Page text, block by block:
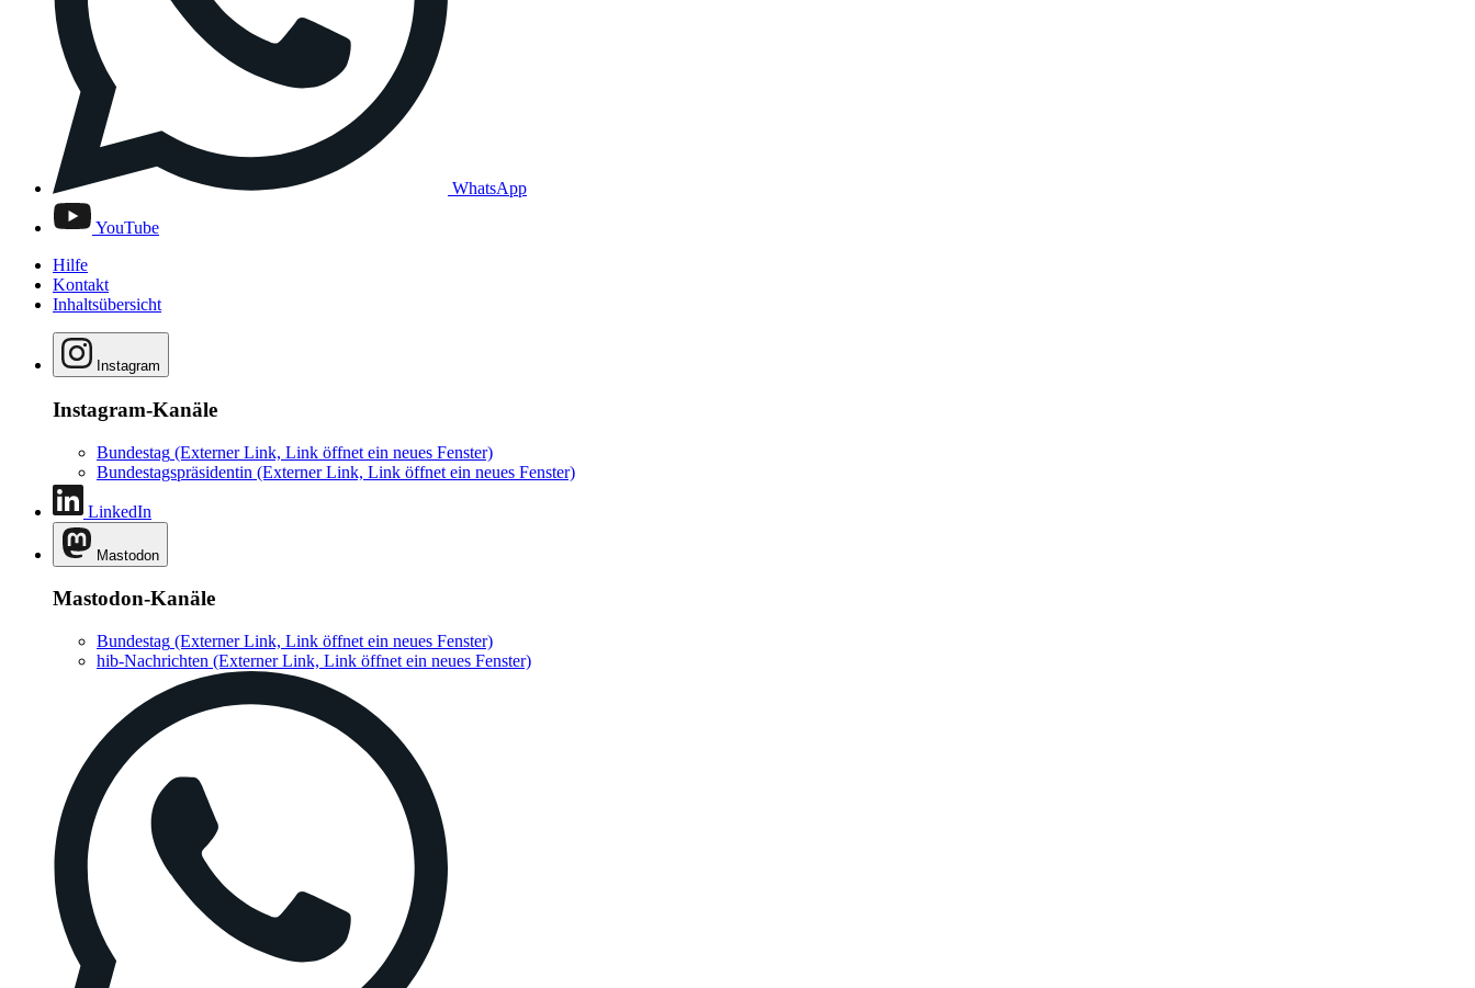
WhatsApp
YouTube
Hilfe
Kontakt
Inhaltsübersicht
Instagram
Instagram-Kanäle
Bundestag (Externer Link, Link öffnet ein neues Fenster)
Bundestagspräsidentin (Externer Link, Link öffnet ein neues Fenster)
LinkedIn
Mastodon
Mastodon-Kanäle
Bundestag (Externer Link, Link öffnet ein neues Fenster)
hib-Nachrichten (Externer Link, Link öffnet ein neues Fenster)